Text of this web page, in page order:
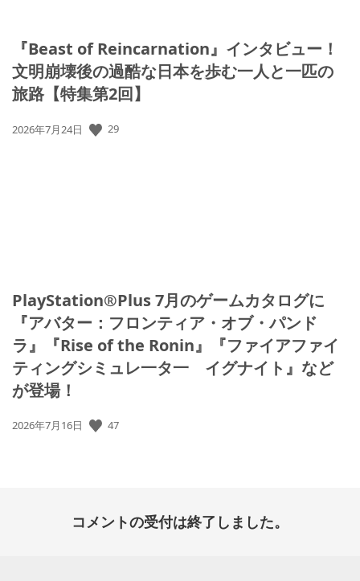
『Beast of Reincarnation』インタビュー！
文明崩壊後の過酷な日本を歩む一人と一匹の
旅路【特集第2回】
公
2026年7月24日 29
PlayStation®Plus 7月のゲームカタログに
『アバター：フロンティア・オブ・パンド
ラ』『Rise of the Ronin』『ファイアファイ
ティングシミュレ一タ一 イグナイト』など
が登場！
公
2026年7月16日 47
コメントの受付は終了しました。